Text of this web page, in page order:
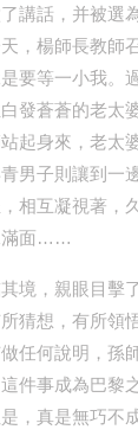
講話，并被選
，楊師長教師
要等一小我。
發蒼蒼的老太
起身來，老太
男子則讓到一
相互凝視著
滿面……
境，親眼目擊
猜想，有所領
任何說明，孫
件事成為巴黎
，真是無巧不